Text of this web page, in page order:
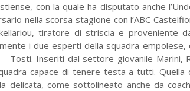
con la quale ha disputato anche
nella scorsa stagione con l’ABC
tiratore di striscia e proveniente
i due esperti della squadra empolese,
Tosti. Inseriti dal settore giovanile Marini,
capace di tenere testa a tutti.
delicata, come sottolineato anche da